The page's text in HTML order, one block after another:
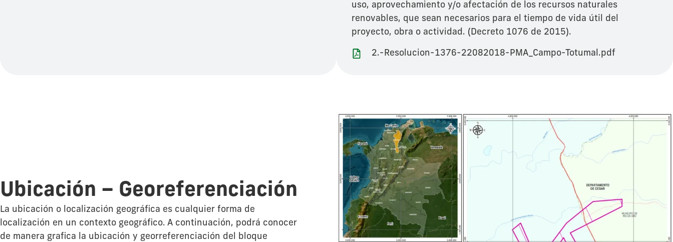
uso, aprovechamiento y/o afectación de los recursos naturales
renovables, que sean necesarios para el tiempo de vida útil del
proyecto, obra o actividad. (Decreto 1076 de 2015).
2.-Resolucion-1376-22082018-PMA_Campo-Totumal.pdf
Ubicación – Georeferenciación
La ubicación o localización geográfica es cualquier forma de
localización en un contexto geográfico. A continuación, podrá conocer
de manera grafica la ubicación y georreferenciación del bloque